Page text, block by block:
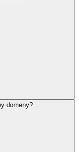
domeny?